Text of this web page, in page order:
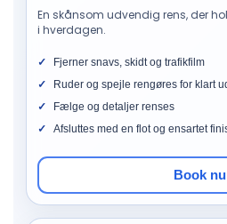
En skånsom udvendig rens, der
i hverdagen.
Fjerner snavs, skidt og trafikfilm
Ruder og spejle rengøres for klart
Fælge og detaljer renses
Afsluttes med en flot og ensartet
Book nu